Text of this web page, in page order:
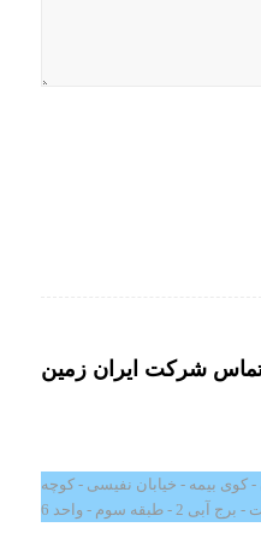
شرکت ایران زمین
- کوی بیمه - خیابان نفیسی - کوچه
آبی 2 - طبقه سوم - واحد 6